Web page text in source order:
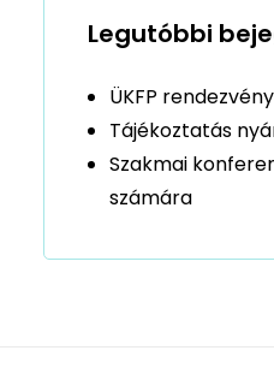
Legutóbbi
ÜKFP
Tájékoztatás
Szakmai
számára